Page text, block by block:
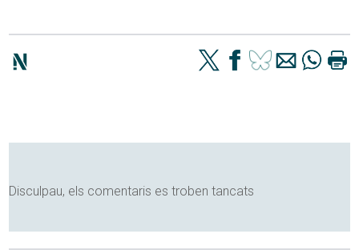
Disculpau, els comentaris es troben tancats